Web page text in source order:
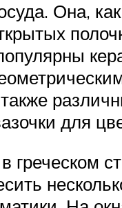
Она,
для
греческом